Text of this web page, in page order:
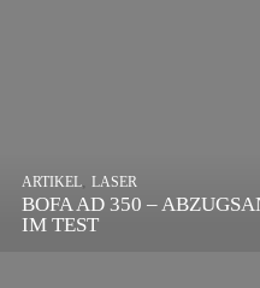
BOFA AD 350 –
IM TEST
ARTIKEL, LASER
DIE BEDEUTENDSTEN
ERFOLGREICHEN
DIGITALEN ÄRA
ARTIKEL SONSTIGE